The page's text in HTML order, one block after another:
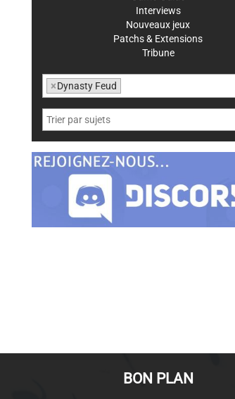
Interviews
Nouveaux jeux
Patchs & Extensions
Tribune
×Dynasty Feud
BON PLAN